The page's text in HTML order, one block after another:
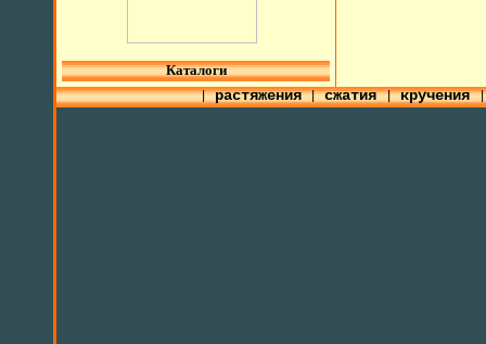
Каталоги
|растяжения|сжатия|кручения